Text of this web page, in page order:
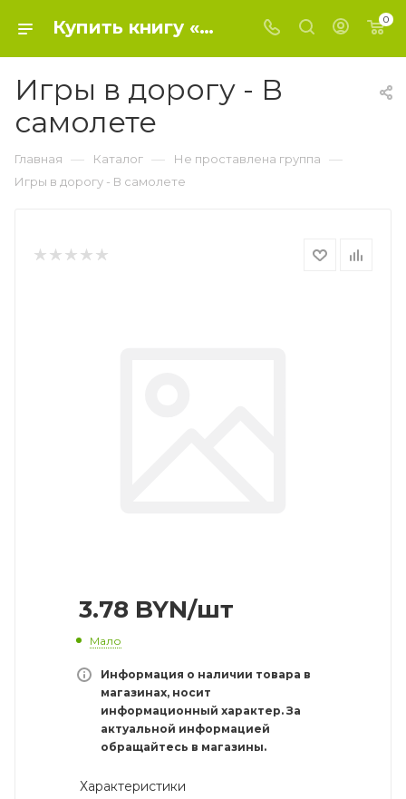
Купить книгу «Игры в дорогу - В самолете» 0, - Не проставлена группа 0
Игры в дорогу - В
самолете
Главная — Каталог — Не проставлена группа —
Игры в дорогу - В самолете
3.78 BYN/шт
Мало
Информация о наличии товара в
магазинах, носит
информационный характер. За
актуальной информацией
обращайтесь в магазины.
Характеристики